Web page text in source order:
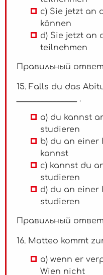
c) Sie jetzt an
können
d) Sie jetzt an
teilnehmen
Правильный
15. Falls du das
_______________ .
a) du kannst
studieren
b) du an einer
kannst
c) kannst du
studieren
d) du an einer
studieren
Правильный
16. Matteo kommt zur
a) wenn er
Wien nicht